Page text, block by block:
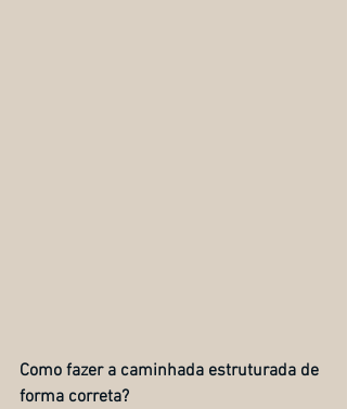
Como fazer a caminhada estruturada de
forma correta?